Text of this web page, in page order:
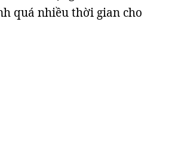
quá nhiều thời gian cho